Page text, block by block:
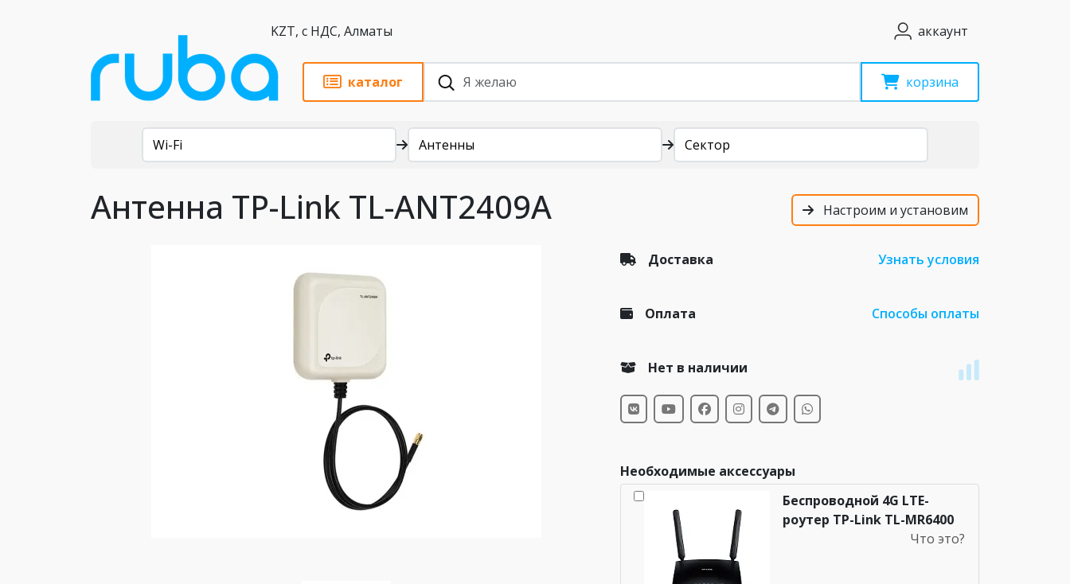
KZT, с НДС, Алматы аккаунт
каталог корзина
Каталог
Wi-Fi Антенны Сектор
Антенна TP-Link TL-ANT2409А Настроим и установим
Доставка Узнать условия
Оплата Способы оплаты
Нет в наличии
Необходимые аксессуары
Беспроводной 4G LTE-
роутер TP-Link TL-MR6400
Что это?